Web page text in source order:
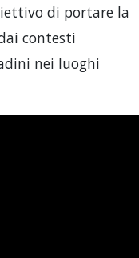
di portare la
contesti
nei luoghi